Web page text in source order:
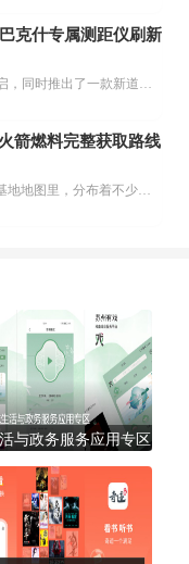
克什专属测距仪刷新
箭燃料完整获取路线
与政务服务应用专区